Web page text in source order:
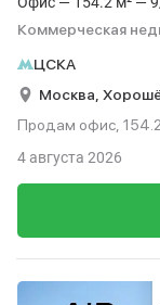
Коммерческая
ЦСКА
Москва,
Продам офис,
4 августа 2026